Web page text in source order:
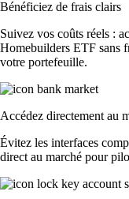
Bénéficiez de frais clairs
Suivez vos coûts réels :
Homebuilders ETF sans
votre portefeuille.
Accédez directement au
Évitez les interfaces
direct au marché pour